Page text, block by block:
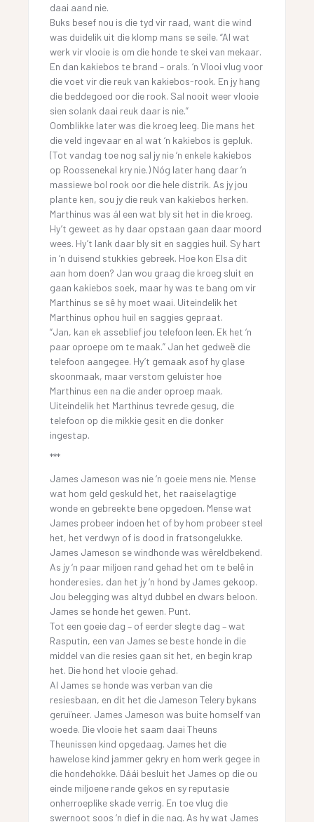
daai aand nie.
Buks besef nou is die tyd vir raad, want die wind
was duidelik uit die klomp mans se seile. “Al wat
werk vir vlooie is om die honde te skei van mekaar.
En dan kakiebos te brand – orals. ‘n Vlooi vlug voor
die voet vir die reuk van kakiebos-rook. En jy hang
die beddegoed oor die rook. Sal nooit weer vlooie
sien solank daai reuk daar is nie.”
Oomblikke later was die kroeg leeg. Die mans het
die veld ingevaar en al wat ‘n kakiebos is gepluk.
(Tot vandag toe nog sal jy nie ‘n enkele kakiebos
op Roossenekal kry nie.) Nóg later hang daar ‘n
massiewe bol rook oor die hele distrik. As jy jou
plante ken, sou jy die reuk van kakiebos herken.
Marthinus was ál een wat bly sit het in die kroeg.
Hy’t geweet as hy daar opstaan gaan daar moord
wees. Hy’t lank daar bly sit en saggies huil. Sy hart
in ‘n duisend stukkies gebreek. Hoe kon Elsa dit
aan hom doen? Jan wou graag die kroeg sluit en
gaan kakiebos soek, maar hy was te bang om vir
Marthinus se sê hy moet waai. Uiteindelik het
Marthinus ophou huil en saggies gepraat.
“Jan, kan ek asseblief jou telefoon leen. Ek het ‘n
paar oproepe om te maak.” Jan het gedweë die
telefoon aangegee. Hy’t gemaak asof hy glase
skoonmaak, maar verstom geluister hoe
Marthinus een na die ander oproep maak.
Uiteindelik het Marthinus tevrede gesug, die
telefoon op die mikkie gesit en die donker
ingestap.
***
James Jameson was nie ‘n goeie mens nie. Mense
wat hom geld geskuld het, het raaiselagtige
wonde en gebreekte bene opgedoen. Mense wat
James probeer indoen het of by hom probeer steel
het, het verdwyn of is dood in fratsongelukke.
James Jameson se windhonde was wêreldbekend.
As jy ‘n paar miljoen rand gehad het om te belê in
honderesies, dan het jy ‘n hond by James gekoop.
Jou belegging was altyd dubbel en dwars beloon.
James se honde het gewen. Punt.
Tot een goeie dag – of eerder slegte dag – wat
Rasputin, een van James se beste honde in die
middel van die resies gaan sit het, en begin krap
het. Die hond het vlooie gehad.
Al James se honde was verban van die
resiesbaan, en dit het die Jameson Telery bykans
geruïneer. James Jameson was buite homself van
woede. Die vlooie het saam daai Theuns
Theunissen kind opgedaag. James het die
hawelose kind jammer gekry en hom werk gegee in
die hondehokke. Dáái besluit het James op die ou
einde miljoene rande gekos en sy reputasie
onherroeplike skade verrig. En toe vlug die
swernoot soos ‘n dief in die nag. As hy wat James